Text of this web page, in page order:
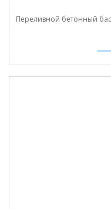
Переливной бетонный